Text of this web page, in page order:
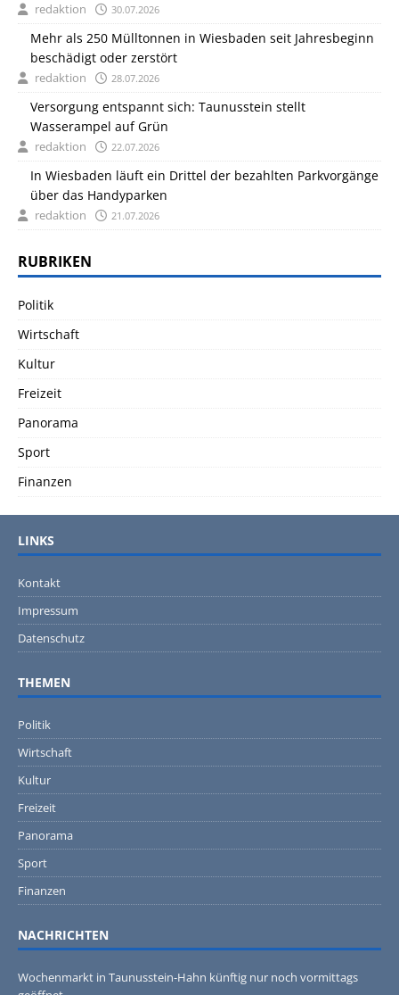
redaktion 30.07.2026
Mehr als 250 Mülltonnen in Wiesbaden seit Jahresbeginn
beschädigt oder zerstört
redaktion 28.07.2026
Versorgung entspannt sich: Taunusstein stellt
Wasserampel auf Grün
redaktion 22.07.2026
In Wiesbaden läuft ein Drittel der bezahlten Parkvorgänge
über das Handyparken
redaktion 21.07.2026
RUBRIKEN
Politik
Wirtschaft
Kultur
Freizeit
Panorama
Sport
Finanzen
LINKS
Kontakt
Impressum
Datenschutz
THEMEN
Politik
Wirtschaft
Kultur
Freizeit
Panorama
Sport
Finanzen
NACHRICHTEN
Wochenmarkt in Taunusstein-Hahn künftig nur noch vormittags